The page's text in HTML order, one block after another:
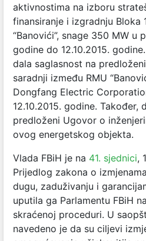
aktivnostima na izboru
finansiranje i izgradnju Bloka
“Banovići”, snage 350 MW u
godine do 12.10.2015.
dala saglasnost na
saradnji između RMU
Dongfang Electric
12.10.2015. godine. Također,
predloženi Ugovor o
ovog energetskog objekta.
Vlada FBiH je na 41. sjednici,
Prijedlog zakona o
dugu, zaduživanju i
uputila ga Parlamentu FBiH
skraćenoj proceduri. U
navedeno je da su ciljevi